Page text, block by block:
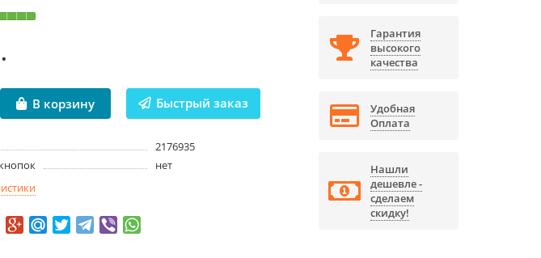
В корзину Быстрый заказ
2176935
нет
Гарантия
высокого
качества
Удобная
Оплата
Нашли
дешевле -
сделаем
скидку!